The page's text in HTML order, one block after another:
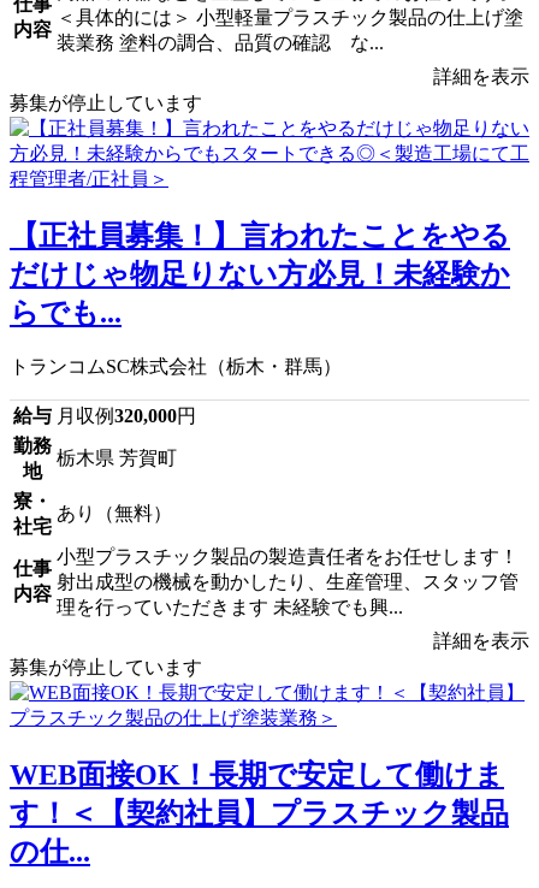
内容
＜具体的には＞ 小型軽量プラスチック製品の仕上げ塗
装業務 塗料の調合、品質の確認 な...
詳細を表示
募集が停止しています
【正社員募集！】言われたことをやる
だけじゃ物足りない方必見！未経験か
らでも...
トランコムSC株式会社（栃木・群馬）
給与 月収例320,000円
勤務
地
栃木県 芳賀町
寮・
社宅
あり（無料）
仕事
内容
小型プラスチック製品の製造責任者をお任せします！
射出成型の機械を動かしたり、生産管理、スタッフ管
理を行っていただきます 未経験でも興...
詳細を表示
募集が停止しています
WEB面接OK！長期で安定して働けま
す！＜【契約社員】プラスチック製品
の仕...